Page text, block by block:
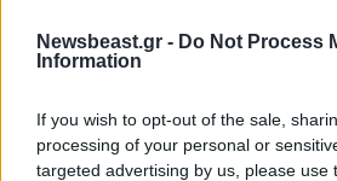
Newsbeast.gr - Do Not Process
Information
If you wish to opt-out of the sale,
processing of your personal or
targeted advertising by us, please use
υπογράφει σε ελληνική